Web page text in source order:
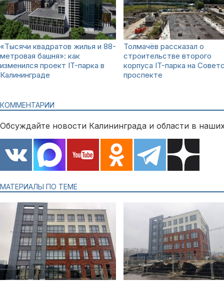
«Тысячи квадратов жилья и 88-
метровая башня»: как
изменился проект IT-парка в
Калининграде
Толмачёв рассказал о
строительстве второго
корпуса IT-парка на
проспекте
КОММЕНТАРИИ
Обсуждайте новости Калининграда и области в
МАТЕРИАЛЫ ПО ТЕМЕ